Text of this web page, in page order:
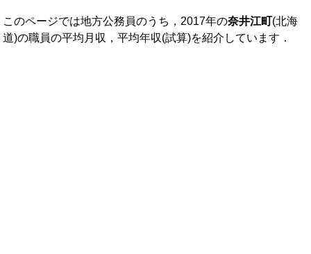
このページでは地方公務員のうち，2017年の奈井江町(北海
道)の職員の平均月収，平均年収(試算)を紹介しています．